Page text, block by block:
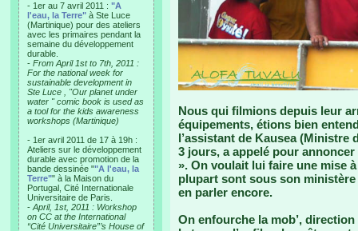
- 1er au 7 avril 2011 : "A
l'eau, la Terre" à Ste Luce
(Martinique) pour des ateliers
avec les primaires pendant la
semaine du développement
durable.
- From April 1st to 7th, 2011 :
For the national week for
sustainable development in
Ste Luce , "Our planet under
water " comic book is used as
a tool for the kids awareness
workshops (Martinique)
- 1er avril 2011 de 17 à 19h :
Ateliers sur le développement
durable avec promotion de la
bande dessinée ""A l'eau, la
Terre"" à la Maison du
Portugal, Cité Internationale
Universitaire de Paris.
- April, 1st, 2011 : Workshop
on CC at the International
“Cité Universitaire”’s House of
Nous qui filmions depuis leur
équipements, étions bien
l’assistant de Kausea (Ministre
3 jours, a appelé pour
». On voulait lui faire une mise
plupart sont sous son ministère
en parler encore.
On enfourche la mob’,